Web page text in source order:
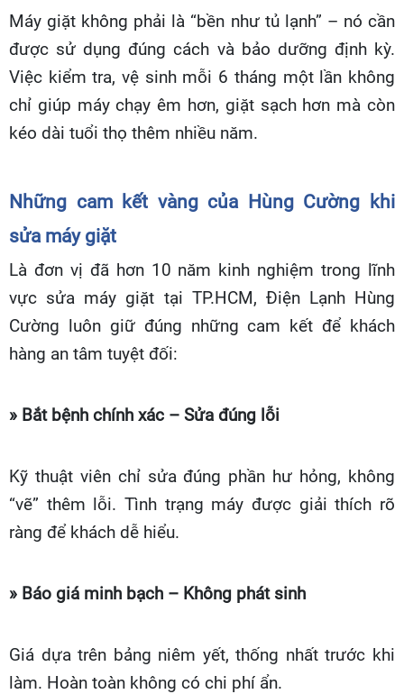
Máy giặt không phải là “bền như tủ lạnh” – nó cần
được sử dụng đúng cách và bảo dưỡng định kỳ.
Việc kiểm tra, vệ sinh mỗi 6 tháng một lần không
chỉ giúp máy chạy êm hơn, giặt sạch hơn mà còn
kéo dài tuổi thọ thêm nhiều năm.
Những cam kết vàng của Hùng Cường khi
sửa máy giặt
Là đơn vị đã hơn 10 năm kinh nghiệm trong lĩnh
vực sửa máy giặt tại TP.HCM, Điện Lạnh Hùng
Cường luôn giữ đúng những cam kết để khách
hàng an tâm tuyệt đối:
» Bắt bệnh chính xác – Sửa đúng lỗi
Kỹ thuật viên chỉ sửa đúng phần hư hỏng, không
“vẽ” thêm lỗi. Tình trạng máy được giải thích rõ
ràng để khách dễ hiểu.
» Báo giá minh bạch – Không phát sinh
Giá dựa trên bảng niêm yết, thống nhất trước khi
làm. Hoàn toàn không có chi phí ẩn.